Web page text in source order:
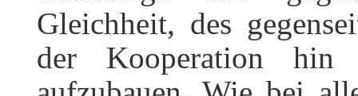
Gleichheit, des
der Kooperation hin